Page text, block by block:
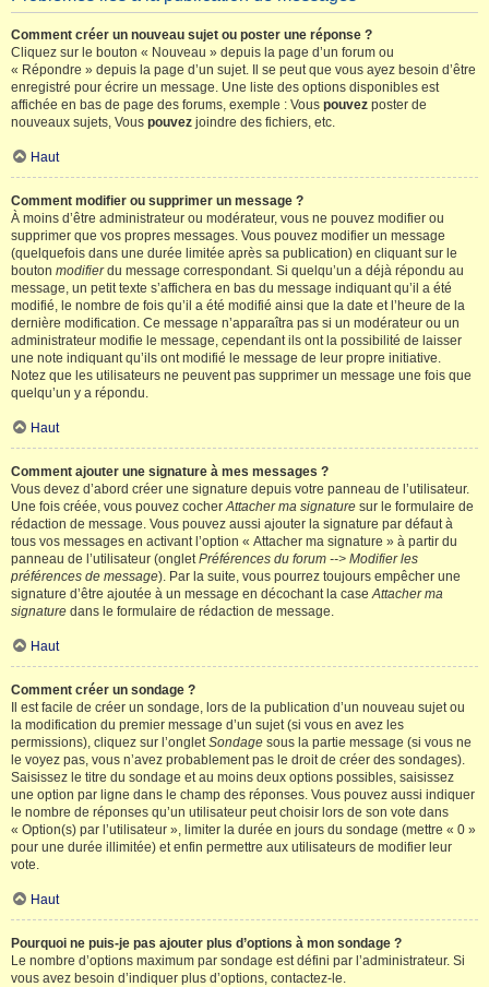
Comment créer un nouveau sujet ou poster une réponse ?
Cliquez sur le bouton « Nouveau » depuis la page d’un forum ou
« Répondre » depuis la page d’un sujet. Il se peut que vous ayez besoin d’être
enregistré pour écrire un message. Une liste des options disponibles est
affichée en bas de page des forums, exemple : Vous pouvez poster de
nouveaux sujets, Vous pouvez joindre des fichiers, etc.
Haut
Comment modifier ou supprimer un message ?
À moins d’être administrateur ou modérateur, vous ne pouvez modifier ou
supprimer que vos propres messages. Vous pouvez modifier un message
(quelquefois dans une durée limitée après sa publication) en cliquant sur le
bouton modifierdu message correspondant. Si quelqu’un a déjà répondu au
message, un petit texte s’affichera en bas du message indiquant qu’il a été
modifié, le nombre de fois qu’il a été modifié ainsi que la date et l’heure de la
dernière modification. Ce message n’apparaîtra pas si un modérateur ou un
administrateur modifie le message, cependant ils ont la possibilité de laisser
une note indiquant qu’ils ont modifié le message de leur propre initiative.
Notez que les utilisateurs ne peuvent pas supprimer un message une fois que
quelqu’un y a répondu.
Haut
Comment ajouter une signature à mes messages ?
Vous devez d’abord créer une signature depuis votre panneau de l’utilisateur.
Une fois créée, vous pouvez cocherAttacher ma signature sur le formulaire de
rédaction de message. Vous pouvez aussi ajouter la signature par défaut à
tous vos messages en activant l’option « Attacher ma signature » à partir du
panneau de l’utilisateur (ongletPréférences du forum --> Modifier les
préférences de message). Par la suite, vous pourrez toujours empêcher une
signature d’être ajoutée à un message en décochant la caseAttacher ma
signature dans le formulaire de rédaction de message.
Haut
Comment créer un sondage ?
Il est facile de créer un sondage, lors de la publication d’un nouveau sujet ou
la modification du premier message d’un sujet (si vous en avez les
permissions), cliquez sur l’ongletSondage sous la partie message (si vous ne
le voyez pas, vous n’avez probablement pas le droit de créer des sondages).
Saisissez le titre du sondage et au moins deux options possibles, saisissez
une option par ligne dans le champ des réponses. Vous pouvez aussi indiquer
le nombre de réponses qu’un utilisateur peut choisir lors de son vote dans
« Option(s) par l’utilisateur », limiter la durée en jours du sondage (mettre « 0 »
pour une durée illimitée) et enfin permettre aux utilisateurs de modifier leur
vote.
Haut
Pourquoi ne puis-je pas ajouter plus d’options à mon sondage ?
Le nombre d’options maximum par sondage est défini par l’administrateur. Si
vous avez besoin d’indiquer plus d’options, contactez-le.